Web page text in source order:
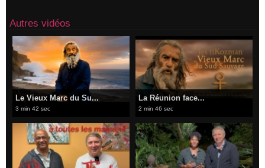
Autres vidéos
​Le Vieux Marc du Su...
3 min 42 sec
La Réunion face...
2 min 46 sec